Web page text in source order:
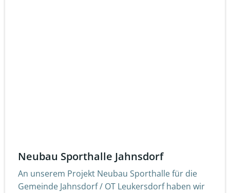
Neubau Sporthalle Jahnsdorf
An unserem Projekt Neubau Sporthalle für die
Gemeinde Jahnsdorf / OT Leukersdorf haben wir